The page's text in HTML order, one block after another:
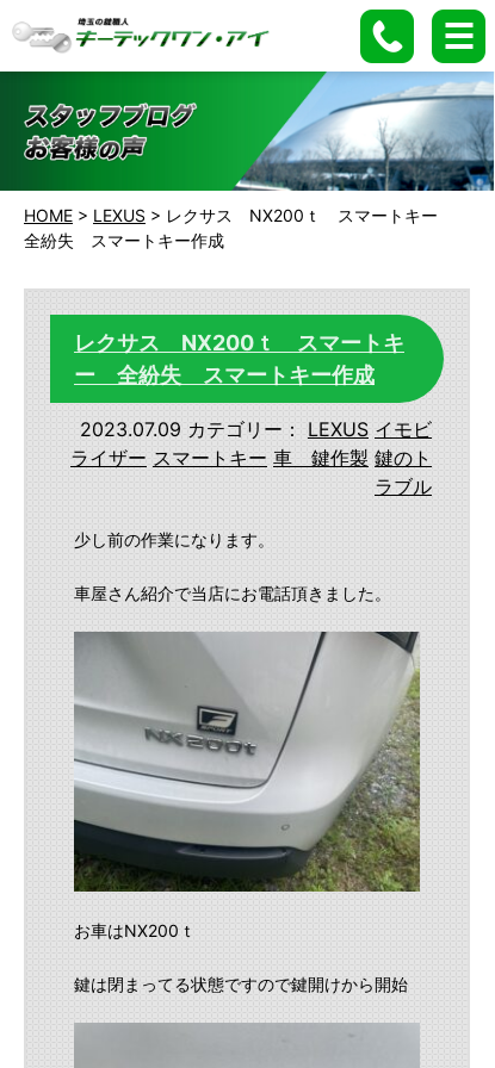
HOME > LEXUS > レクサス NX200ｔ スマートキー
全紛失 スマートキー作成
レクサス NX200ｔ スマートキ
ー 全紛失 スマートキー作成
2023.07.09 カテゴリー： LEXUS イモビ
ライザー スマートキー 車 鍵作製 鍵のト
ラブル
少し前の作業になります。
車屋さん紹介で当店にお電話頂きました。
お車はNX200ｔ
鍵は閉まってる状態ですので鍵開けから開始